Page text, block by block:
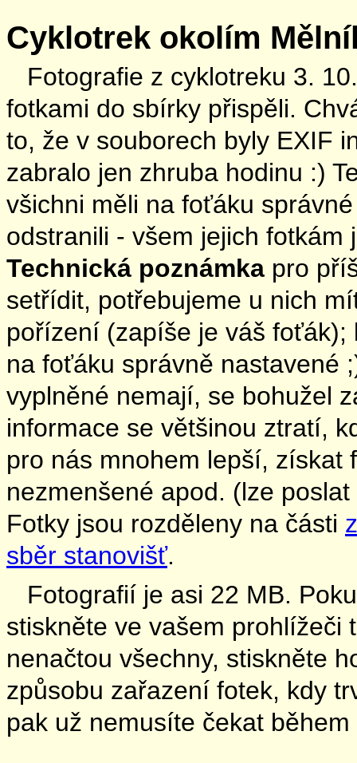
Cyklotrek okolím
Fotografie z cyklotreku 3.
fotkami do sbírky přispěli.
to, že v souborech byly EXIF
zabralo jen zhruba hodinu :)
všichni měli na foťáku
odstranili - všem jejich
Technická poznámka pro
setřídit, potřebujeme u nich
pořízení (zapíše je váš
na foťáku správně nastavené
vyplněné nemají, se bohužel
informace se většinou ztratí,
pro nás mnohem lepší, získat
nezmenšené apod. (lze
Fotky jsou rozděleny na části
sběr stanovišť.
Fotografií je asi 22 MB.
stiskněte ve vašem prohlížeči
nenačtou všechny, stiskněte
způsobu zařazení fotek, kdy
pak už nemusíte čekat